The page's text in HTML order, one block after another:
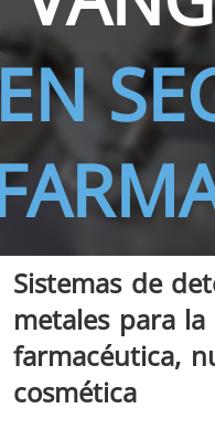
THS/PH21N-FB
THS/FBB
THS/MBB
Sistemas de
metales para
farmacéutica,
cosmética